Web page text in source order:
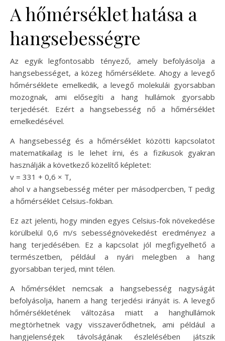
A hőmérséklet hatása a
hangsebességre
Az egyik legfontosabb tényező, amely befolyásolja a
hangsebességet, a közeg hőmérséklete. Ahogy a levegő
hőmérséklete emelkedik, a levegő molekulái gyorsabban
mozognak, ami elősegíti a hang hullámok gyorsabb
terjedését. Ezért a hangsebesség nő a hőmérséklet
emelkedésével.
A hangsebesség és a hőmérséklet közötti kapcsolatot
matematikailag is le lehet írni, és a fizikusok gyakran
használják a következő közelítő képletet:
v = 331 + 0,6 × T,
ahol v a hangsebesség méter per másodpercben, T pedig
a hőmérséklet Celsius-fokban.
Ez azt jelenti, hogy minden egyes Celsius-fok növekedése
körülbelül 0,6 m/s sebességnövekedést eredményez a
hang terjedésében. Ez a kapcsolat jól megfigyelhető a
természetben, például a nyári melegben a hang
gyorsabban terjed, mint télen.
A hőmérséklet nemcsak a hangsebesség nagyságát
befolyásolja, hanem a hang terjedési irányát is. A levegő
hőmérsékletének változása miatt a hanghullámok
megtörhetnek vagy visszaverődhetnek, ami például a
hangjelenségek távolságának észlelésében játszik